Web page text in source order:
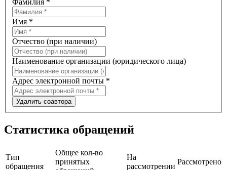
Фамилия *
Имя *
Отчество (при наличии)
Наименование организации (юридического лица)
Адрес электронной почты *
Удалить соавтора
Статистика обращений
Тип
обращения
Общее кол-во
принятых
На
рассмотрении
Рассмотрено